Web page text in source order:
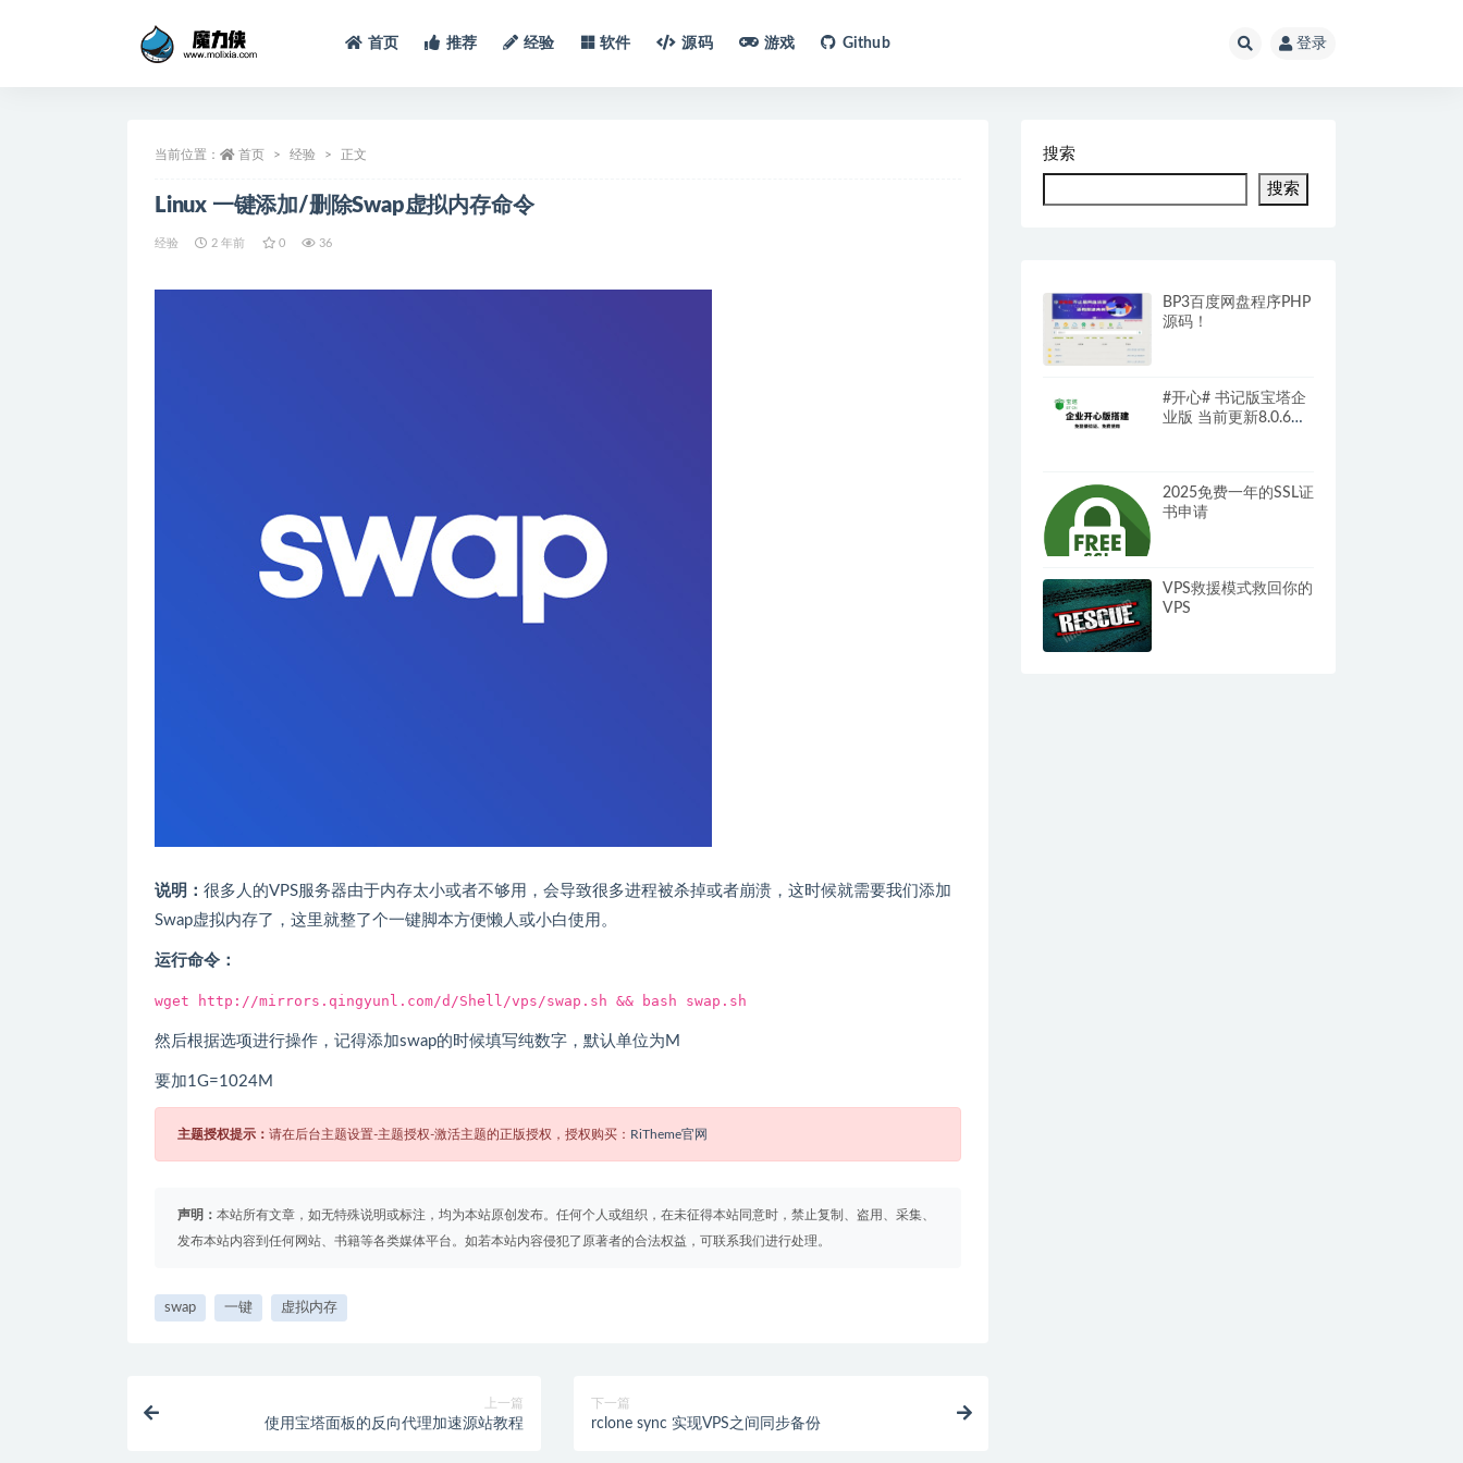
首页 推荐 经验 软件 源码 游戏 Github 登录
当前位置： 首页 经验 正文
Linux 一键添加/删除Swap虚拟内存命令
经验 2 年前 0 36
说明： 很多人的VPS服务器由于内存太小或者不够用，会导致很多进程被杀掉或者崩溃，这时候就需要我们添加
Swap虚拟内存了，这里就整了个一键脚本方便懒人或小白使用。
运行命令：
wget http://mirrors.qingyunl.com/d/Shell/vps/swap.sh && bash swap.sh
然后根据选项进行操作，记得添加swap的时候填写纯数字，默认单位为M
要加1G=1024M
主题授权提示： 请在后台主题设置-主题授权-激活主题的正版授权，授权购买： RiTheme官网
声明： 本站所有文章，如无特殊说明或标注，均为本站原创发布。任何个人或组织，在未征得本站同意时，禁止复制、盗用、采集、
发布本站内容到任何网站、书籍等各类媒体平台。如若本站内容侵犯了原著者的合法权益，可联系我们进行处理。
swap 一键 虚拟内存
上一篇
使用宝塔面板的反向代理加速源站教程
下一篇
rclone sync 实现VPS之间同步备份
搜索
搜索
BP3百度网盘程序PHP
源码！
#开心# 书记版宝塔企
业版 当前更新8.0.6
2025免费一年的SSL证
书申请
VPS救援模式救回你的
VPS